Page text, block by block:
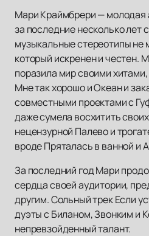
Мари Краймбрери — молодая
за последние несколько лет
музыкальные стереотипы не
который искренен и честен.
поразила мир своими
Мне так хорошо и Океан и
совместными проектами с
даже сумела восхитить
нецензурной Палево и
вроде Пряталась в ванной и
За последний год Мари
сердца своей аудитории,
другим. Сольный трек Если
дуэты с Биланом, Звонким и
непревзойденный талант.